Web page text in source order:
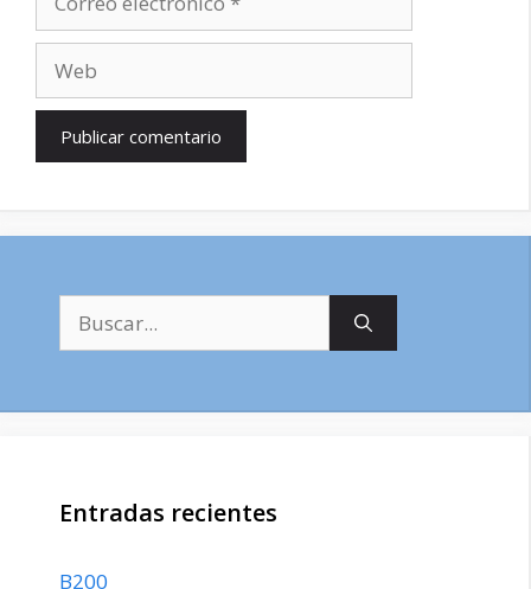
electrónico
Entradas recientes
B200